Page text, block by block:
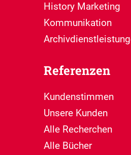
History Marketing
Kommunikation
Referenzen
Kundenstimmen
Unsere Kunden
Alle Recherchen
Alle Bücher